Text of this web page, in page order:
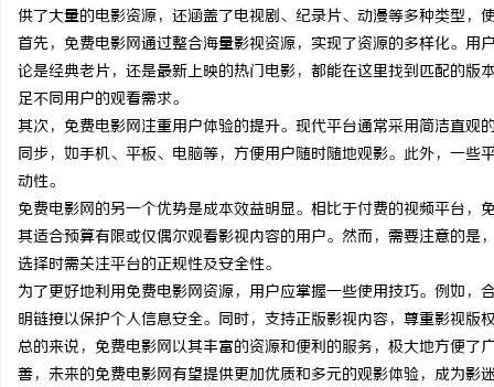
供了大量的电影资源，还涵盖了电视剧、纪录片、动漫等多种类型，
首先，免费电影网通过整合海量影视资源，实现了资源的多样化。
论是经典老片，还是最新上映的热门电影，都能在这里找到匹配的
足不同用户的观看需求。
其次，免费电影网注重用户体验的提升。现代平台通常采用简洁直
同步，如手机、平板、电脑等，方便用户随时随地观影。此外，一
动性。
免费电影网的另一个优势是成本效益明显。相比于付费的视频平台
其适合预算有限或仅偶尔观看影视内容的用户。然而，需要注意的
选择时需关注平台的正规性及安全性。
为了更好地利用免费电影网资源，用户应掌握一些使用技巧。例如
明链接以保护个人信息安全。同时，支持正版影视内容，尊重影视版
总的来说，免费电影网以其丰富的资源和便利的服务，极大地方便
善，未来的免费电影网有望提供更加优质和多元的观影体验，成为影